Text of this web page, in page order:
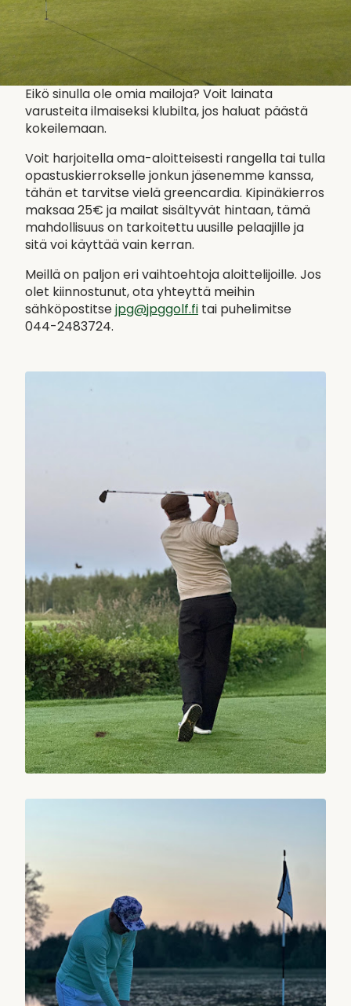
Eikö sinulla ole omia mailoja? Voit lainata
varusteita ilmaiseksi klubilta, jos haluat päästä
kokeilemaan.
Voit harjoitella oma-aloitteisesti rangella tai tulla
opastuskierrokselle jonkun jäsenemme kanssa,
tähän et tarvitse vielä greencardia. Kipinäkierros
maksaa 25€ ja mailat sisältyvät hintaan, tämä
mahdollisuus on tarkoitettu uusille pelaajille ja
sitä voi käyttää vain kerran.
Meillä on paljon eri vaihtoehtoja aloittelijoille. Jos
olet kiinnostunut, ota yhteyttä meihin
sähköpostitsejpg@jpggolf.fi tai puhelimitse
044-2483724.